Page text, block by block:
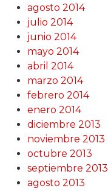
agosto 2014
julio 2014
junio 2014
mayo 2014
abril 2014
marzo 2014
febrero 2014
enero 2014
diciembre 2013
noviembre 2013
octubre 2013
septiembre 2013
agosto 2013